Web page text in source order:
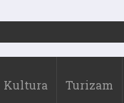
Kultura Turizam